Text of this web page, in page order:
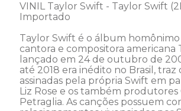
VINIL Taylor Swift - Taylor Swift
Importado
Taylor Swift é o álbum homônimo
cantora e compositora americana
lançado em 24 de outubro de
até 2018 era inédito no Brasil, traz
assinadas pela própria Swift em
Liz Rose e os também produtores
Petraglia. As canções possuem